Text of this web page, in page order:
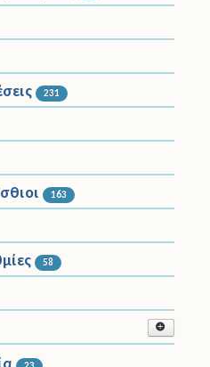
231
163
58